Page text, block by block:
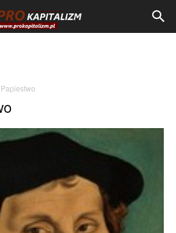
Papiestwo